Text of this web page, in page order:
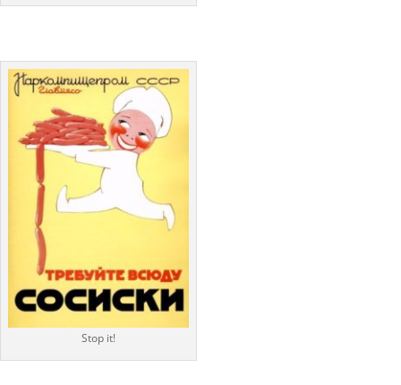
Stop it!